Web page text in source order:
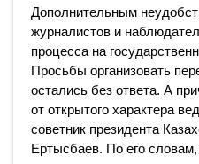
Дополнительным
журналистов и
процесса на
Просьбы организовать
остались без ответа. А
от открытого характера
советник президента
Ертысбаев. По его